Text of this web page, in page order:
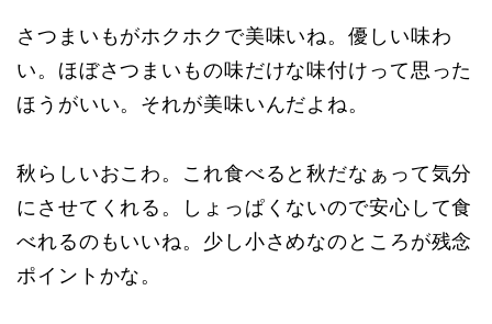
さつまいもがホクホクで美味いね。優しい味わ
い。ほぼさつまいもの味だけな味付けって思った
ほうがいい。それが美味いんだよね。
秋らしいおこわ。これ食べると秋だなぁって気分
にさせてくれる。しょっぱくないので安心して食
べれるのもいいね。少し小さめなのところが残念
ポイントかな。